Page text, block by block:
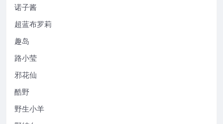
诺子酱
超蓝布罗莉
趣岛
路小莹
邪花仙
酷野
野生小羊